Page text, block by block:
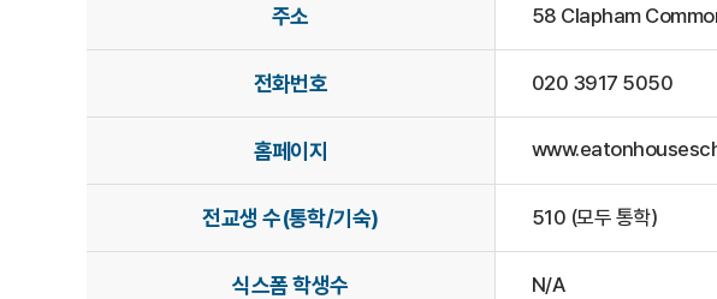
주소 58 Clapham
전화번호 020 3917 5050
홈페이지
전교생 수(통학/기숙) 510 (모두 통학)
식스폼 학생수 N/A